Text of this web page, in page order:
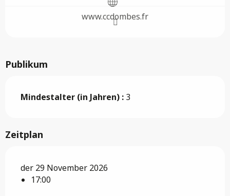
www.ccdombes.fr
Publikum
Mindestalter (in Jahren) : 3
Zeitplan
der 29 November 2026
17:00